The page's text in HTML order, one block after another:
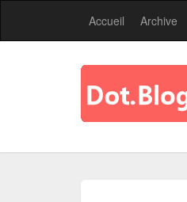
Accueil Archive